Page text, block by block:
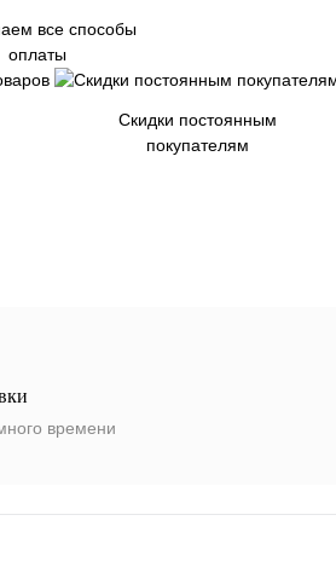
все способы
оплаты
Скидки постоянным
покупателям
времени